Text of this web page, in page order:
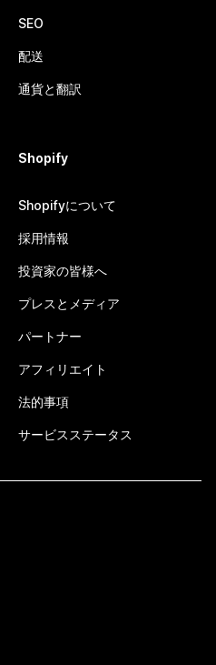
SEO
配送
通貨と翻訳
Shopify
Shopifyについて
採用情報
投資家の皆様へ
プレスとメディア
パートナー
アフィリエイト
法的事項
サービスステータス